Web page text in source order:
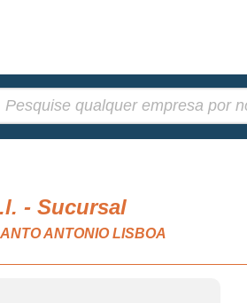
- Sucursal
ANTONIO LISBOA